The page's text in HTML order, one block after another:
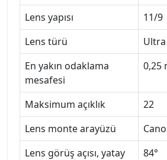
Lens yapısı
11/9
Lens türü
En yakın odaklama
mesafesi
0,25
Maksimum açıklık
22
Lens monte arayüzü
Lens görüş açısı, yatay
84°